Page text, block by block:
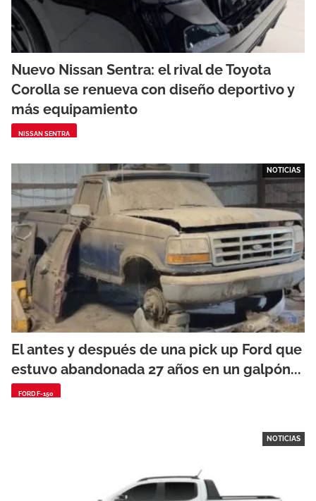
Nuevo Nissan Sentra: el rival de Toyota
Corolla se renueva con diseño deportivo y
más equipamiento
NISSAN SENTRA
NOTICIAS
El antes y después de una pick up Ford que
estuvo abandonada 27 años en un galpón...
FORD F-150
NOTICIAS